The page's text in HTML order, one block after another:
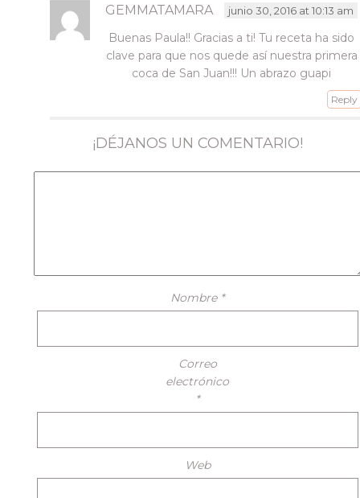
GEMMATAMARA junio 30, 2016 at 10:13 am
Buenas Paula!! Gracias a ti! Tu receta ha sido
clave para que nos quede así nuestra primera
coca de San Juan!!! Un abrazo guapi
Reply
¡DÉJANOS UN COMENTARIO!
Nombre *
Correo
electrónico
*
Web